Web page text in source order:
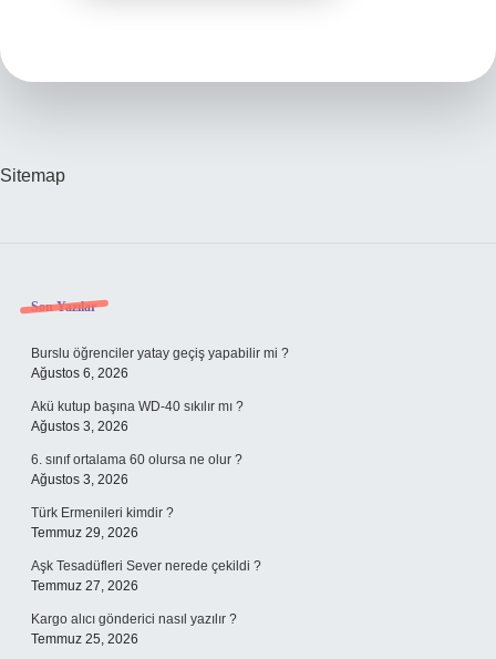
Sitemap
Sidebar
Son Yazılar
Burslu öğrenciler yatay geçiş yapabilir mi ?
Ağustos 6, 2026
Akü kutup başına WD-40 sıkılır mı ?
Ağustos 3, 2026
6. sınıf ortalama 60 olursa ne olur ?
Ağustos 3, 2026
Türk Ermenileri kimdir ?
Temmuz 29, 2026
Aşk Tesadüfleri Sever nerede çekildi ?
Temmuz 27, 2026
Kargo alıcı gönderici nasıl yazılır ?
Temmuz 25, 2026